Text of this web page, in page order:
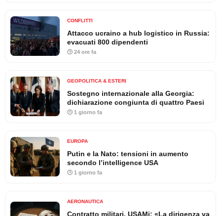
CONFLITTI
Attacco ucraino a hub logistico in Russia:
evacuati 800 dipendenti
🕒 24 ore fa
GEOPOLITICA & ESTERI
Sostegno internazionale alla Georgia:
dichiarazione congiunta di quattro Paesi
🕒 1 giorno fa
EUROPA
Putin e la Nato: tensioni in aumento
secondo l’intelligence USA
🕒 1 giorno fa
AERONAUTICA
Contratto militari, USAMi: «La dirigenza va